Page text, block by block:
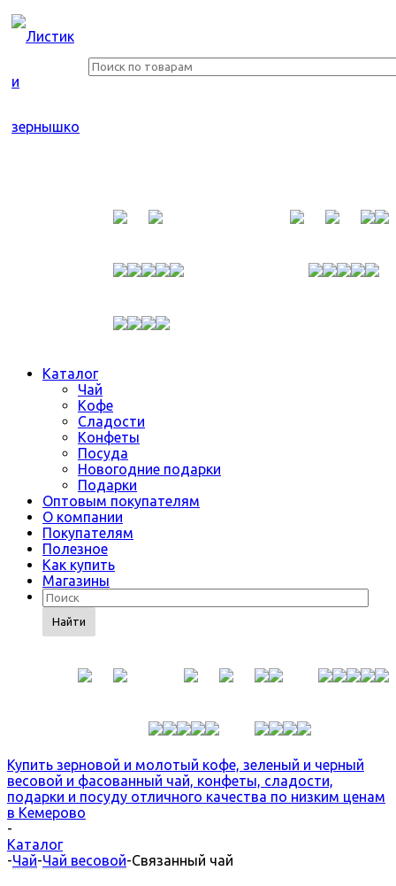
Каталог
Чай
Кофе
Сладости
Конфеты
Посуда
Новогодние подарки
Подарки
Оптовым покупателям
О компании
Покупателям
Полезное
Как купить
Магазины
Найти
Купить зерновой и молотый кофе, зеленый и черный
весовой и фасованный чай, конфеты, сладости,
подарки и посуду отличного качества по низким ценам
в Кемерово
-
Каталог
-Чай-Чай весовой-Связанный чай